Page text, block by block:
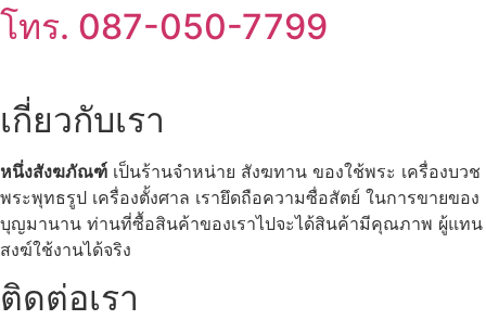
โทร. 087-050-7799
เกี่ยวกับเรา
หนึ่งสังฆภัณฑ์ เป็นร้านจำหน่าย สังฆทาน ของใช้พระ เครื่องบวช
พระพุทธรูป เครื่องตั้งศาล เรายึดถือความซื่อสัตย์ ในการขายของ
บุญมานาน ท่านที่ซื้อสินค้าของเราไปจะได้สินค้ามีคุณภาพ ผู้แทน
สงฆ์ใช้งานได้จริง
ติดต่อเรา